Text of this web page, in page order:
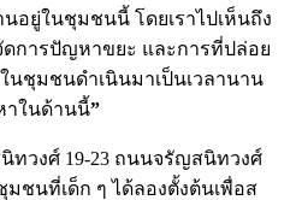
อยู่ในชุมชนนี้ โดยเราไปเห็นถึง
การปัญหาขยะ และการที่ปล่อย
นชุมชนดำเนินมาเป็นเวลานาน
าในด้านนี้”
วงศ์ 19-23 ถนนจรัญสนิทวงศ์
มชนที่เด็ก ๆ ได้ลองตั้งต้นเพื่อส